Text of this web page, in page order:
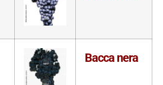
Bacca nera